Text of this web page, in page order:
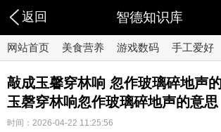
返回 智德知识库
网站首页 美食营养 游戏数码 手工爱好
敲成玉馨穿林响 忽作玻璃碎地声
玉磬穿林响忽作玻璃碎地声的意思
时间：2026-04-22 11:25:56